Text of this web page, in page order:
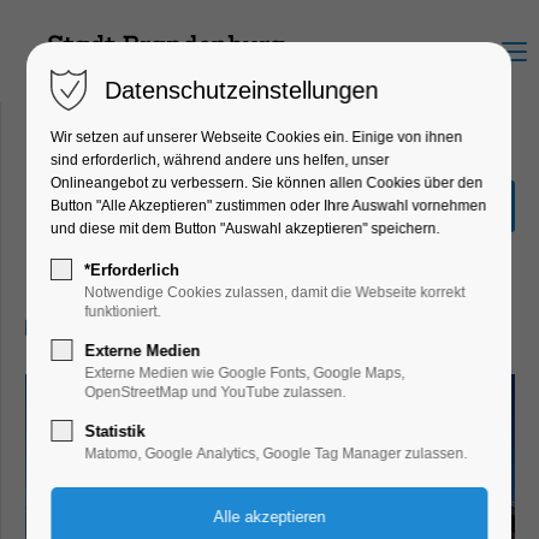
Menu
Schnuppertour durch die
Altstadt
Führung
Datenschutzeinstellungen
Wir setzen auf unserer Webseite Cookies ein. Einige von ihnen
sind erforderlich, während andere uns helfen, unser
Onlineangebot zu verbessern. Sie können allen Cookies über den
Button "Alle Akzeptieren" zustimmen oder Ihre Auswahl vornehmen
und diese mit dem Button "Auswahl akzeptieren" speichern.
*Erforderlich
Notwendige Cookies zulassen, damit die Webseite korrekt
funktioniert.
Externe Medien
Externe Medien wie Google Fonts, Google Maps,
OpenStreetMap und YouTube zulassen.
Statistik
Matomo, Google Analytics, Google Tag Manager zulassen.